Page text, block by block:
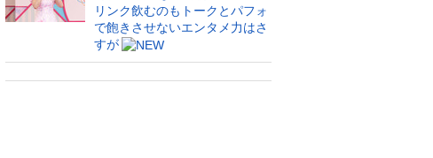
リンク飲むのもトークとパフォ
で飽きさせないエンタメ力はさ
すが